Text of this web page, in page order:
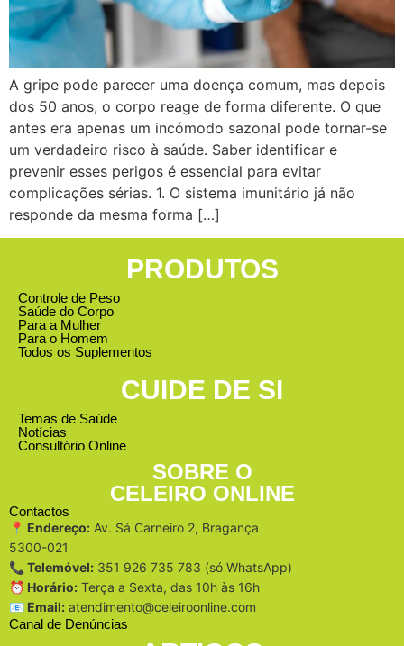
A gripe pode parecer uma doença comum, mas depois
dos 50 anos, o corpo reage de forma diferente. O que
antes era apenas um incómodo sazonal pode tornar-se
um verdadeiro risco à saúde. Saber identificar e
prevenir esses perigos é essencial para evitar
complicações sérias. 1. O sistema imunitário já não
responde da mesma forma […]
PRODUTOS
Controle de Peso
Saúde do Corpo
Para a Mulher
Para o Homem
Todos os Suplementos
CUIDE DE SI
Temas de Saúde
Notícias
Consultório Online
SOBRE O
CELEIRO ONLINE
Contactos
📍 Endereço: Av. Sá Carneiro 2, Bragança
5300-021
📞 Telemóvel: 351 926 735 783 (só WhatsApp)
⏰ Horário: Terça a Sexta, das 10h às 16h
📧 Email: atendimento@celeiroonline.com
Canal de Denúncias